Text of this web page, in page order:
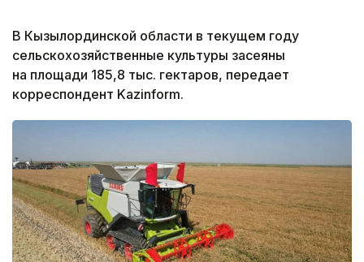
В Кызылординской области в текущем году
сельскохозяйственные культуры засеяны
на площади 185,8 тыс. гектаров, передает
корреспондент Kazinform.